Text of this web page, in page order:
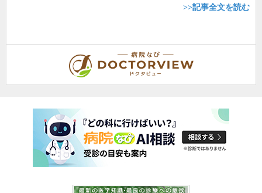
>>記事全文を読む